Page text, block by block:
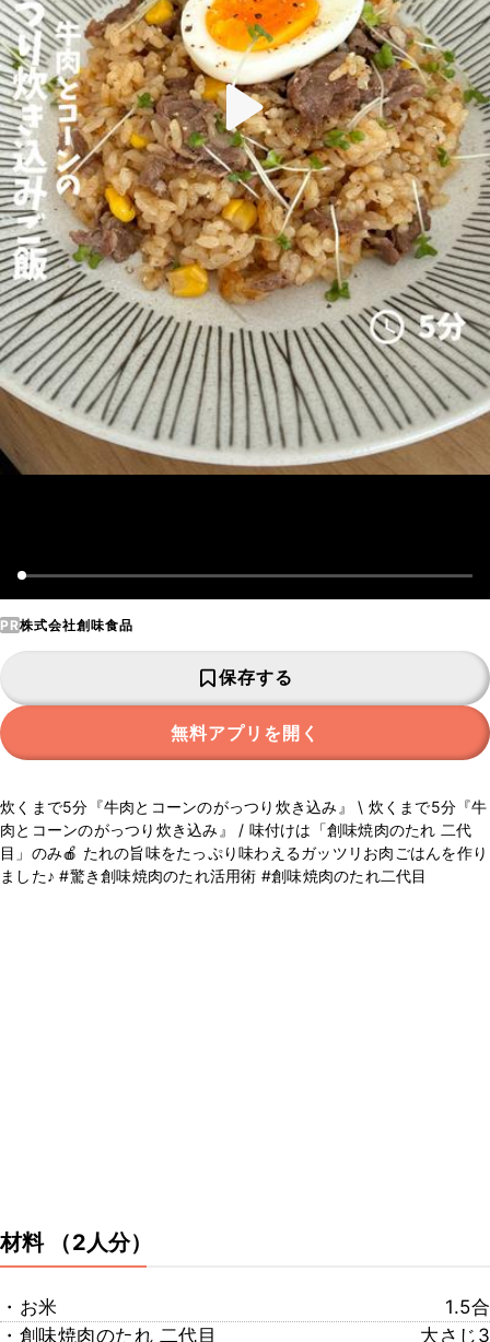
PR株式会社創味食品
保存する
無料アプリを開く
炊くまで5分『牛肉とコーンのがっつり炊き込み』 \ 炊くまで5分『牛
肉とコーンのがっつり炊き込み』 / 味付けは「創味焼肉のたれ 二代
目」のみ🍎 たれの旨味をたっぷり味わえるガッツリお肉ごはんを作り
ました♪ #驚き創味焼肉のたれ活用術 #創味焼肉のたれ二代目
材料 （2人分）
・お米
1.5合
・創味焼肉のたれ 二代目
大さじ3